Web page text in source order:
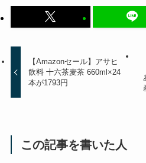
【Amazonセール】アサヒ
飲料 十六茶麦茶 660ml×24
本が1793円
この記事を書いた人